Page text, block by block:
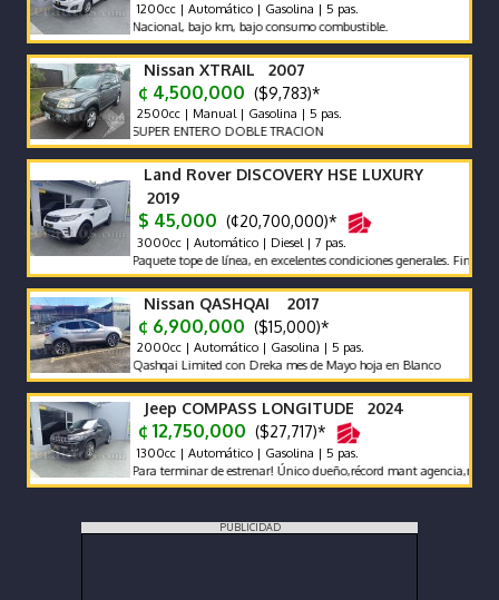
1200cc | Automático | Gasolina | 5 pas.
Nacional, bajo km, bajo consumo combustible.
Nissan XTRAIL 2007
¢ 4,500,000 ($9,783)*
2500cc | Manual | Gasolina | 5 pas.
SUPER ENTERO DOBLE TRACION
Land Rover DISCOVERY HSE LUXURY
2019
$ 45,000 (¢20,700,000)*
3000cc | Automático | Diesel | 7 pas.
Paquete tope de línea, en excelentes condiciones generales.
Nissan QASHQAI 2017
¢ 6,900,000 ($15,000)*
2000cc | Automático | Gasolina | 5 pas.
Qashqai Limited con Dreka mes de Mayo hoja en Blanco
Jeep COMPASS LONGITUDE 2024
¢ 12,750,000 ($27,717)*
1300cc | Automático | Gasolina | 5 pas.
Para terminar de estrenar! Único dueño,récord mant agencia,muy bajo
PUBLICIDAD